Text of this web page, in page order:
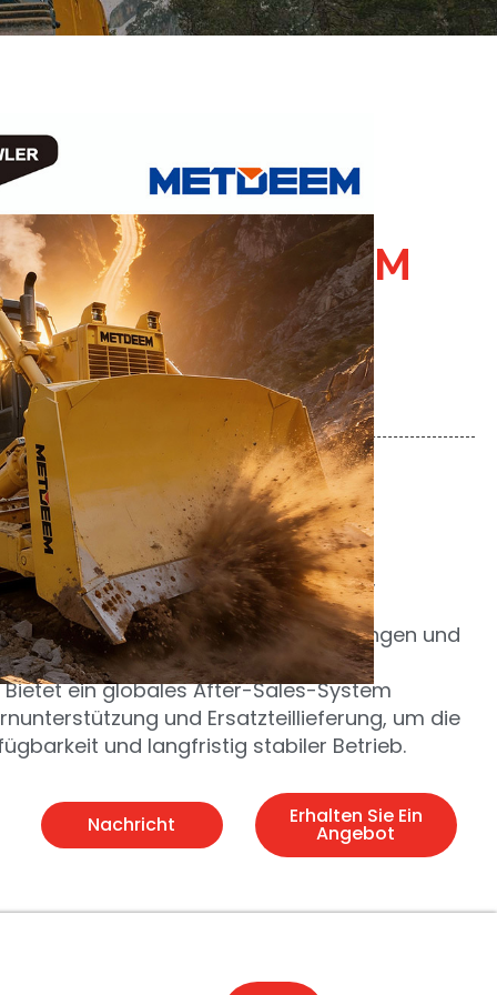
Mit
· Kraftvoller
METDEEM
Yantai, China
：Geeignet für schwere
im Bergbau, Infrastrukturbau,
die Anpassung von Bedingungen und
Bietet ein globales After-Sales-System
und Ersatzteillieferung, um die
und langfristig stabiler Betrieb.
Nachricht Erhalten Sie Ein
Angebot